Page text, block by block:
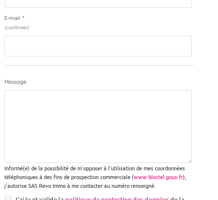
E-mail *
(confirmer)
Message
Informé(e) de la possibilité de m'opposer à l'utilisation de mes coordonnées
téléphoniques à des fins de prospection commerciale (www.bloctel.gouv.fr),
j'autorise SAS Revo Immo à me contacter au numéro renseigné.